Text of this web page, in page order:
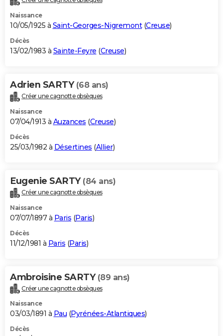
Naissance
10/05/1925 à Saint-Georges-Nigremont(Creuse)
Décès
13/02/1983 à Sainte-Feyre (Creuse)
Adrien SARTY (68 ans)
Créer une cagnotte obsèques
Naissance
07/04/1913 à Auzances (Creuse)
Décès
25/03/1982 à Désertines (Allier)
Eugenie SARTY (84 ans)
Créer une cagnotte obsèques
Naissance
07/07/1897 à Paris (Paris)
Décès
11/12/1981 à Paris (Paris)
Ambroisine SARTY (89 ans)
Créer une cagnotte obsèques
Naissance
03/03/1891 à Pau (Pyrénées-Atlantiques)
Décès